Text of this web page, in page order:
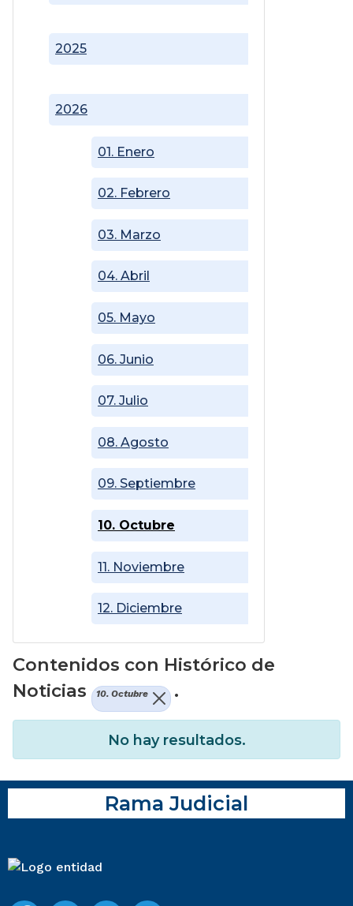
2025
2026
01. Enero
02. Febrero
03. Marzo
04. Abril
05. Mayo
06. Junio
07. Julio
08. Agosto
09. Septiembre
10. Octubre
11. Noviembre
12. Diciembre
Contenidos con Histórico de
Noticias
10. Octubre .
No hay resultados.
Rama Judicial